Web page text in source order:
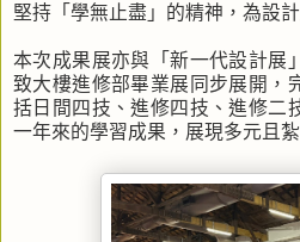
堅持「學無止盡」的精神，為設
本次成果展亦與「新一代設計展
致大樓進修部畢業展同步展開，
括日間四技、進修四技、進修二
一年來的學習成果，展現多元且